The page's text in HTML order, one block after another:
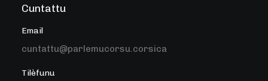
Cuntattu
Email
cuntattu@parlemucorsu.corsica
Tilèfunu